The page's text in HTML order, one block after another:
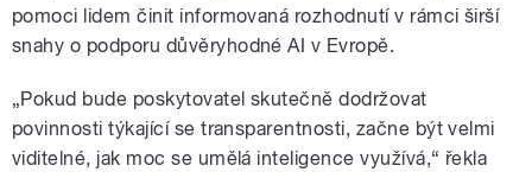
pomoci lidem činit informovaná rozhodnutí v rámci širší
snahy o podporu důvěryhodné AI v Evropě.
„Pokud bude poskytovatel skutečně dodržovat
povinnosti týkající se transparentnosti, začne být velmi
viditelné, jak moc se umělá inteligence využívá,“ řekla